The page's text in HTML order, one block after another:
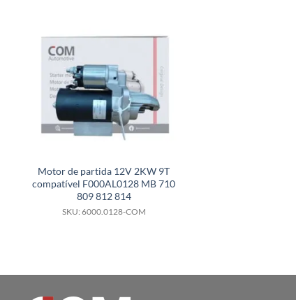
Motor de partida 12V 2KW 9T
compatível F000AL0128 MB 710
809 812 814
SKU: 6000.0128-COM